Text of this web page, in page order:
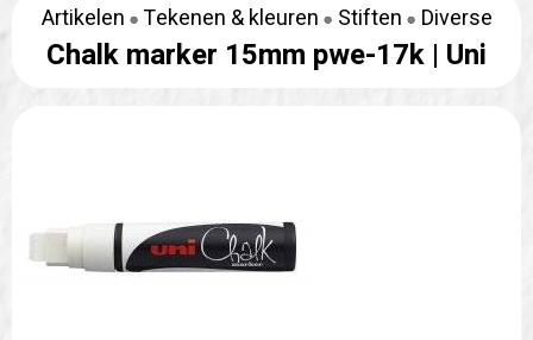
Artikelen Tekenen & kleuren Stiften Diverse
Chalk marker 15mm pwe-17k | Uni